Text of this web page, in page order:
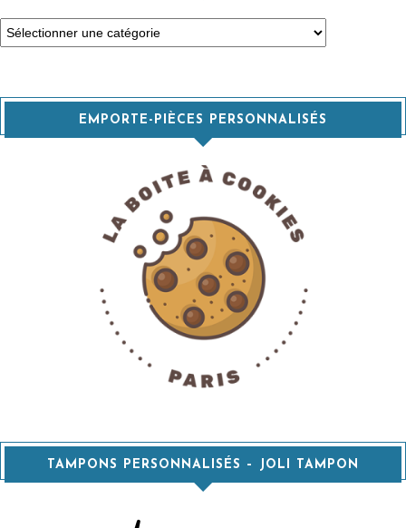
Catégories
EMPORTE-PIÈCES PERSONNALISÉS
TAMPONS PERSONNALISÉS – JOLI TAMPON